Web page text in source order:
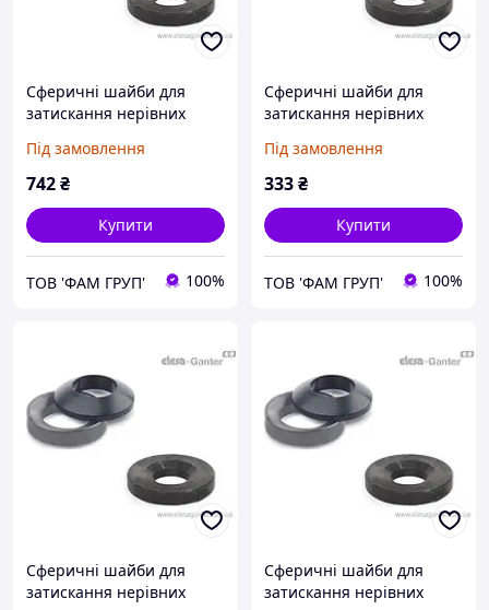
Сферичні шайби для
затискання нерівних
Під замовлення
742₴
Купити
ТОВ 'ФАМ ГРУП' 100%
Сферичні шайби для
затискання нерівних
Під замовлення
333₴
Купити
ТОВ 'ФАМ ГРУП' 100%
Сферичні шайби для
затискання нерівних
Сферичні шайби для
затискання нерівних